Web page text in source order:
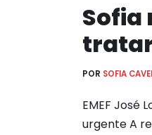
Sofia
POR SOFIA
EMEF José
urgente A